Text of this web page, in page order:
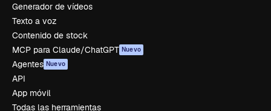
Generador de vídeos
Texto a voz
Contenido de stock
MCP para Claude/ChatGPT Nuevo
Agentes Nuevo
API
App móvil
Todas las herramientas